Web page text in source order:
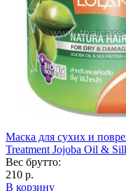
Маска для сухих и
Treatment Jojoba Oil &
Вес брутто:
210 р.
В корзину